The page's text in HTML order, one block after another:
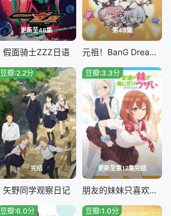
更新至46集
假面骑士ZZZ日语
第43集
元祖！BanG Dream酱
完结
豆瓣:2.2分
矢野同学观察日记
更新至第12集完结
豆瓣:3.3分
朋友的妹妹只喜欢烦我
豆瓣:6.0分 豆瓣:1.0分